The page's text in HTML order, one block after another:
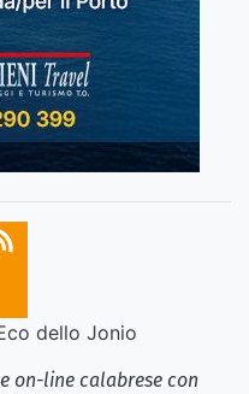
dello Jonio
on-line calabrese con